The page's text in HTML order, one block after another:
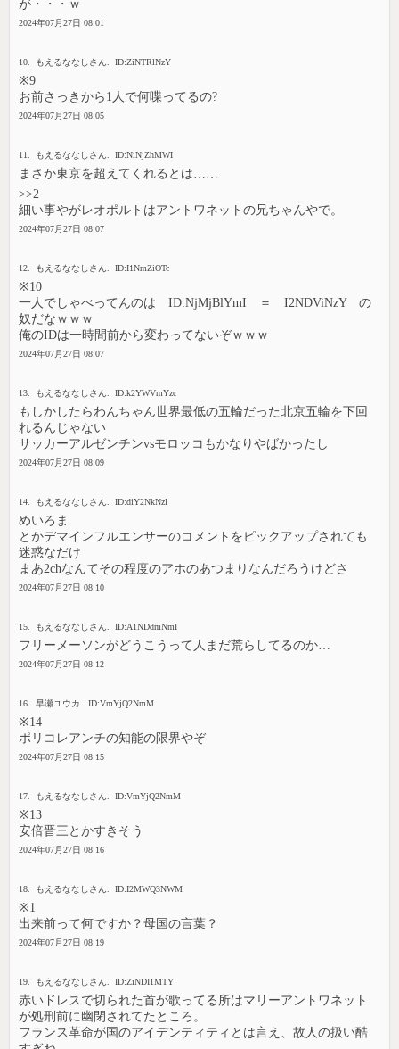
が・・・ｗ
2024年07月27日 08:01
10. もえるななしさん. ID:ZiNTRlNzY
※9
お前さっきから1人で何喋ってるの?
2024年07月27日 08:05
11. もえるななしさん. ID:NiNjZhMWI
まさか東京を超えてくれるとは……
>>2
細い事やがレオポルトはアントワネットの兄ちゃんやで。
2024年07月27日 08:07
12. もえるななしさん. ID:I1NmZiOTc
※10
一人でしゃべってんのは ID:NjMjBlYmI ＝ I2NDViNzY の
奴だなｗｗｗ
俺のIDは一時間前から変わってないぞｗｗｗ
2024年07月27日 08:07
13. もえるななしさん. ID:k2YWVmYzc
もしかしたらわんちゃん世界最低の五輪だった北京五輪を下回
れるんじゃない
サッカーアルゼンチンvsモロッコもかなりやばかったし
2024年07月27日 08:09
14. もえるななしさん. ID:diY2NkNzI
めいろま
とかデマインフルエンサーのコメントをピックアップされても
迷惑なだけ
まあ2chなんてその程度のアホのあつまりなんだろうけどさ
2024年07月27日 08:10
15. もえるななしさん. ID:A1NDdmNmI
フリーメーソンがどうこうって人まだ荒らしてるのか…
2024年07月27日 08:12
16. 早瀬ユウカ. ID:VmYjQ2NmM
※14
ポリコレアンチの知能の限界やぞ
2024年07月27日 08:15
17. もえるななしさん. ID:VmYjQ2NmM
※13
安倍晋三とかすきそう
2024年07月27日 08:16
18. もえるななしさん. ID:I2MWQ3NWM
※1
出来前って何ですか？母国の言葉？
2024年07月27日 08:19
19. もえるななしさん. ID:ZiNDI1MTY
赤いドレスで切られた首が歌ってる所はマリーアントワネット
が処刑前に幽閉されてたところ。
フランス革命が国のアイデンティティとは言え、故人の扱い酷